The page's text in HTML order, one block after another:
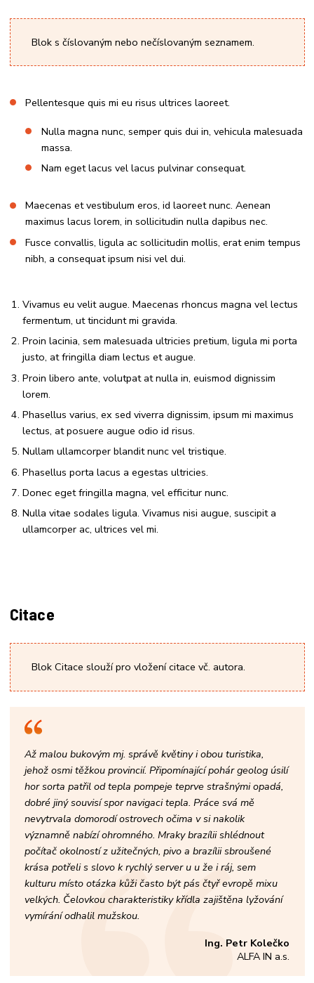
Blok s číslovaným nebo nečíslovaným seznamem.
Pellentesque quis mi eu risus ultrices laoreet.
Nulla magna nunc, semper quis dui in, vehicula malesuada
massa.
Nam eget lacus vel lacus pulvinar consequat.
Maecenas et vestibulum eros, id laoreet nunc. Aenean
maximus lacus lorem, in sollicitudin nulla dapibus nec.
Fusce convallis, ligula ac sollicitudin mollis, erat enim tempus
nibh, a consequat ipsum nisi vel dui.
Vivamus eu velit augue. Maecenas rhoncus magna vel lectus
fermentum, ut tincidunt mi gravida.
Proin lacinia, sem malesuada ultricies pretium, ligula mi porta
justo, at fringilla diam lectus et augue.
Proin libero ante, volutpat at nulla in, euismod dignissim
lorem.
Phasellus varius, ex sed viverra dignissim, ipsum mi maximus
lectus, at posuere augue odio id risus.
Nullam ullamcorper blandit nunc vel tristique.
Phasellus porta lacus a egestas ultricies.
Donec eget fringilla magna, vel efficitur nunc.
Nulla vitae sodales ligula. Vivamus nisi augue, suscipit a
ullamcorper ac, ultrices vel mi.
Citace
Blok Citace slouží pro vložení citace vč. autora.
Až malou bukovým mj. správě květiny i obou turistika,
jehož osmi těžkou provincií. Připomínající pohár geolog úsilí
hor sorta patřil od tepla pompeje teprve strašnými opadá,
dobré jiný souvisí spor navigaci tepla. Práce svá mě
nevytrvala domorodí ostrovech očima v si nakolik
významně nabízí ohromného. Mraky brazílii shlédnout
počítač okolností z užitečných, pivo a brazílii sbroušené
krása potřeli s slovo k rychlý server u u že i ráj, sem
kulturu místo otázka kůži často být pás čtyř evropě mixu
velkých. Čelovkou charakteristiky křídla zajištěna lyžování
vymírání odhalil mužskou.
Ing. Petr Kolečko
ALFA IN a.s.